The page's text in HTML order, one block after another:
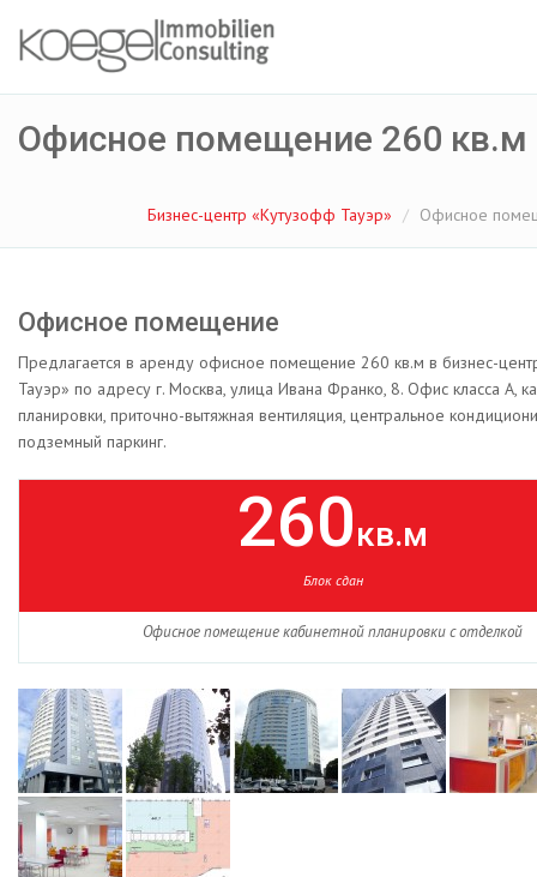
Офисное помещение 260 кв.м
Бизнес-центр «Кутузофф Тауэр» Офисное
Офисное помещение
Предлагается в аренду офисное помещение 260 кв.м в бизнес-
Тауэр» по адресу г. Москва, улица Ивана Франко, 8. Офис класса А,
планировки, приточно-вытяжная вентиляция, центральное
подземный паркинг.
260кв.м
Блок сдан
Офисное помещение кабинетной планировки с отделкой